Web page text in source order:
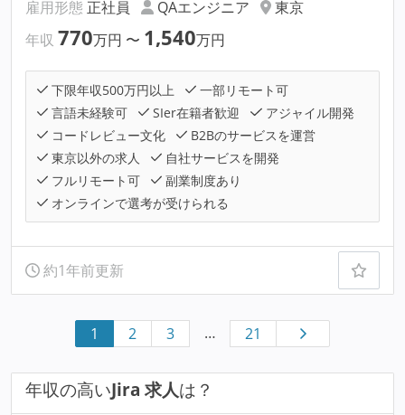
雇用形態 正社員 QAエンジニア
東京
年収 770万円 〜 1,540万円
下限年収500万円以上
一部リモート可
言語未経験可
SIer在籍者歓迎
アジャイル開発
コードレビュー文化
B2Bのサービスを運営
東京以外の求人
自社サービスを開発
フルリモート可
副業制度あり
オンラインで選考が受けられる
約1年前更新
1 2 3 … 21
年収の高いJira 求人は？